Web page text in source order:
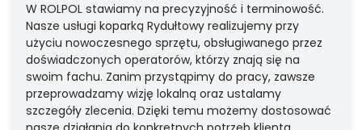
W ROLPOL stawiamy na precyzyjność i terminowość.
Nasze usługi koparką Rydułtowy realizujemy przy
użyciu nowoczesnego sprzętu, obsługiwanego przez
doświadczonych operatorów, którzy znają się na
swoim fachu. Zanim przystąpimy do pracy, zawsze
przeprowadzamy wizję lokalną oraz ustalamy
szczegóły zlecenia. Dzięki temu możemy dostosować